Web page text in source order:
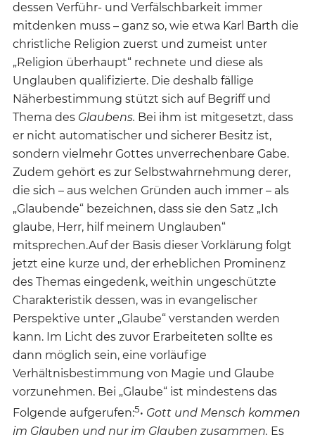
dessen Verführ- und Verfälschbarkeit immer
mitdenken muss – ganz so, wie etwa Karl Barth die
christliche Religion zuerst und zumeist unter
„Religion überhaupt“ rechnete und diese als
Unglauben qualifizierte. Die deshalb fällige
Näherbestimmung stützt sich auf Begriff und
Thema des Glaubens. Bei ihm ist mitgesetzt, dass
er nicht automatischer und sicherer Besitz ist,
sondern vielmehr Gottes unverrechenbare Gabe.
Zudem gehört es zur Selbstwahrnehmung derer,
die sich – aus welchen Gründen auch immer – als
„Glaubende“ bezeichnen, dass sie den Satz „Ich
glaube, Herr, hilf meinem Unglauben“
mitsprechen.Auf der Basis dieser Vorklärung folgt
jetzt eine kurze und, der erheblichen Prominenz
des Themas eingedenk, weithin ungeschützte
Charakteristik dessen, was in evangelischer
Perspektive unter „Glaube“ verstanden werden
kann. Im Licht des zuvor Erarbeiteten sollte es
dann möglich sein, eine vorläufige
Verhältnisbestimmung von Magie und Glaube
vorzunehmen. Bei „Glaube“ ist mindestens das
Folgende aufgerufen:5• Gott und Mensch kommen
im Glauben und nur im Glauben zusammen. Es